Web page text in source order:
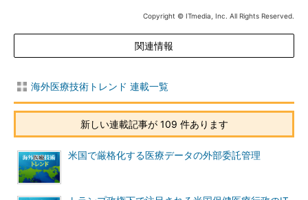
Copyright © ITmedia, Inc. All Rights Reserved.
関連情報
海外医療技術トレンド 連載一覧
新しい連載記事が 109 件あります
米国で厳格化する医療データの外部委託管理